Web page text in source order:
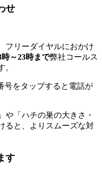
せ
フリーダイヤルにおかけ
～23時まで弊社コールス
。
号をタップすると電話が
や「ハチの巣の大きさ・
ると、よりスムーズな対
す